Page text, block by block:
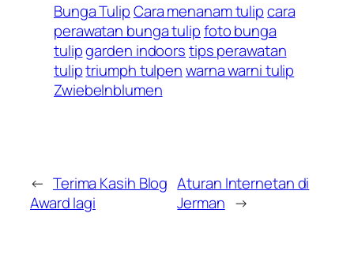
Bunga TulipCara menanam tulipcara
perawatan bunga tulipfoto bunga
tulipgarden indoorstips perawatan
tuliptriumph tulpenwarna warni tulip
Zwiebelnblumen
← Terima Kasih Blog
Award lagi
Aturan Internetan di
Jerman →